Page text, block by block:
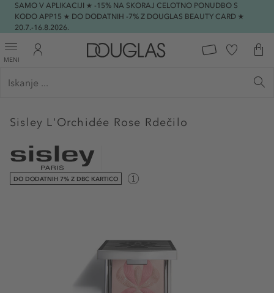
SAMO V APLIKACIJI ★ -15% NA SKORAJ CELOTNO PONUDBO S
KODO APP15 ★ DO DODATNIH -7% Z DOUGLAS BEAUTY CARD ★
20.7.-16.8.2026.
MENI
Sisley L'Orchidée Rose Rdečilo
DO DODATNIH 7% Z DBC KARTICO